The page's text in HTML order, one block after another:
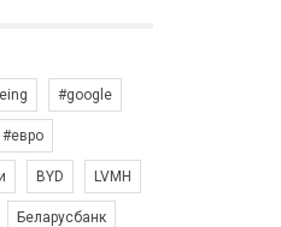
#google
#евро
BYD LVMH
Беларусбанк